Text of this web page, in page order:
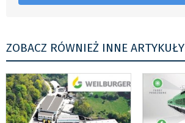
ZOBACZ RÓWNIEŻ INNE ARTYKUŁY